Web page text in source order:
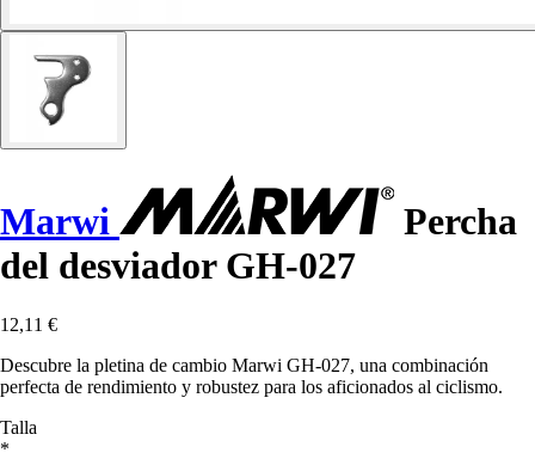
Marwi
Percha
del desviador GH-027
12,11 €
Descubre la pletina de cambio Marwi GH-027, una combinación
perfecta de rendimiento y robustez para los aficionados al ciclismo.
Talla
*